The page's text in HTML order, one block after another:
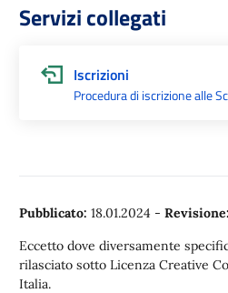
Servizi collegati
Iscrizioni
Procedura di iscrizione alle
Pubblicato: 18.01.2024 - Revisione:
Eccetto dove diversamente
rilasciato sotto Licenza Creative
Italia.